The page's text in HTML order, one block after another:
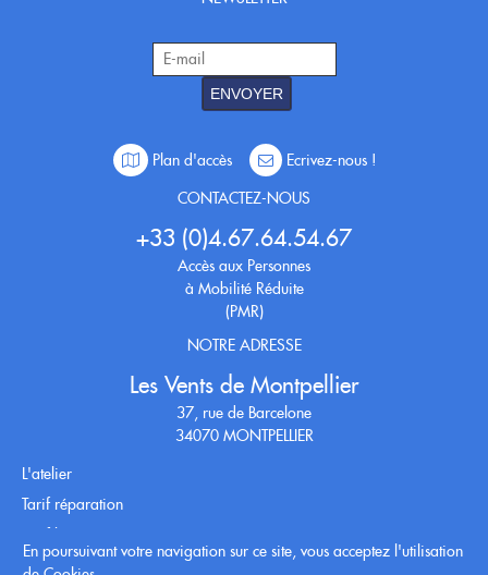
En poursuivant votre navigation sur ce site, vous acceptez l'utilisation
ENVOYER
Plan d'accès
Ecrivez-nous !
CONTACTEZ-NOUS
+33 (0)4.67.64.54.67
Accès aux Personnes
à Mobilité Réduite
(PMR)
NOTRE ADRESSE
Les Vents de Montpellier
37, rue de Barcelone
34070 MONTPELLIER
L'atelier
Tarif réparation
Tarif location
Conditions générales